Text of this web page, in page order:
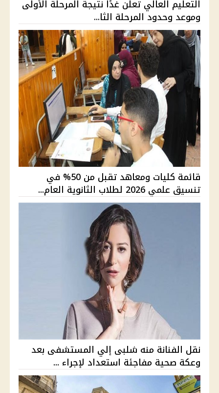
التعليم العالي تعلن غدًا نتيجة المرحلة الأولى
وموعد وحدود المرحلة الثا...
قائمة كليات ومعاهد تقبل من 50% في
تنسيق علمي 2026 لطلاب الثانوية العام...
نقل الفنانة منه شلبى إلي المستشفى بعد
وعكة صحية مفاجئة استعداد لإجراء ...